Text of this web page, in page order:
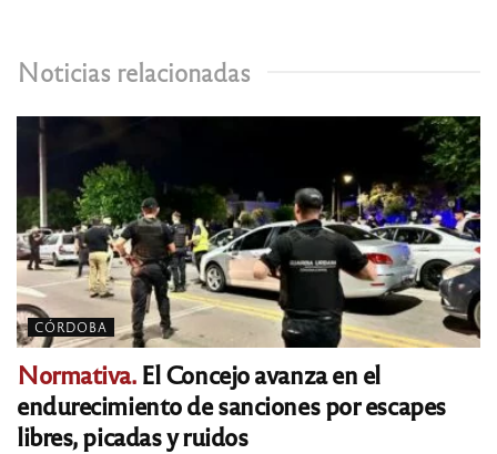
Noticias relacionadas
CÓRDOBA
Normativa.El Concejo avanza en el
endurecimiento de sanciones por escapes
libres, picadas y ruidos